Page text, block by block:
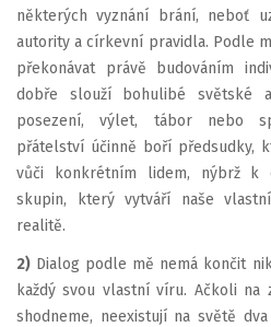
některých vyznání brání, neboť
autority a církevní pravidla. Podle
překonávat právě budováním
dobře slouží bohulibé světské
posezení, výlet, tábor nebo
přátelství účinně boří předsudky,
vůči konkrétním lidem, nýbrž k
skupin, který vytváří naše
realitě.
2) Dialog podle mě nemá končit
každý svou vlastní víru. Ačkoli na
shodneme, neexistují na světě